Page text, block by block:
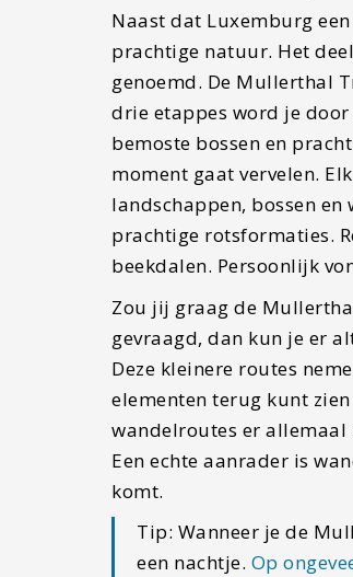
Naast dat Luxemburg
prachtige natuur. Het
genoemd. De Mullerthal
drie etappes word je
bemoste bossen en
moment gaat vervelen.
landschappen, bossen
prachtige rotsformaties.
beekdalen. Persoonlijk
Zou jij graag de
gevraagd, dan kun je er
Deze kleinere routes
elementen terug kunt
wandelroutes er allemaal
Een echte aanrader is
komt.
Tip: Wanneer je de
een nachtje. Op